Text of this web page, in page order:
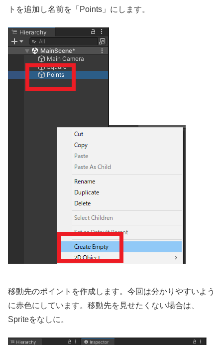
トを追加し名前を「Points」にします。
移動先のポイントを作成します。今回は分かりやすいよう
に赤色にしています。移動先を見せたくない場合は、
Spriteをなしに。